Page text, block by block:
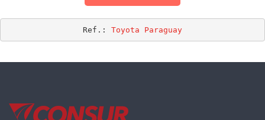
Ref.: Toyota Paraguay